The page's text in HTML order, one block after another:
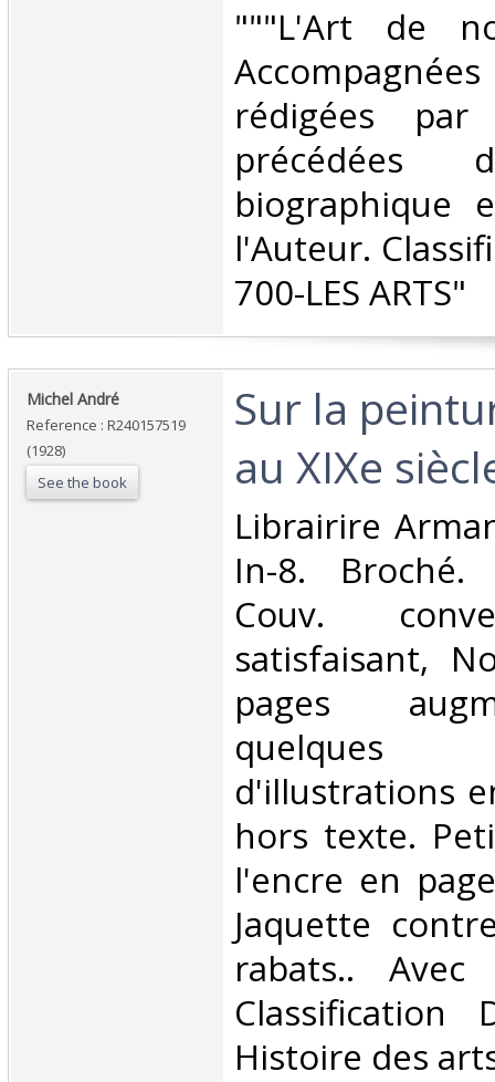
‎"""L'Art de
rédigées
précédées
biographique
l'Auteur.
700-LES ARTS"‎
‎Michel André‎
Reference : R240157519
(1928)
See the book
‎Sur la
au XIXe
‎Librairire
In-8. Broché.
Couv.
satisfaisant,
pages
quelques
d'illustrations
hors texte.
l'encre en
Jaquette
rabats..
Classification
Histoire des